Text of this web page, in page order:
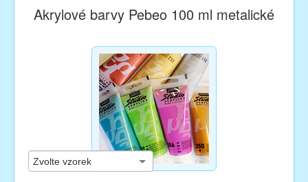
Akrylové barvy Pebeo 100 ml metalické